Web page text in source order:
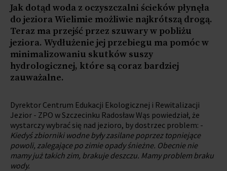
Jak dotąd woda z oczyszczalni ścieków płynęła
do jeziora Wielimie możliwie najkrótszą drogą.
Teraz ma przejść przez szuwary w pobliżu
jeziora. Wydłużenie jej przebiegu ma pomóc w
minimalizowaniu skutków suszy
hydrologicznej, które są coraz bardziej
zauważalne.
Dyrektor Centrum Edukacji Ekologicznej i Rewitalizacji
Jezior - ZPO w Szczecinku Radosław Wąs powiedział, że
wystarczy wybrać się nad jezioro, by dostrzec problem: -
Kiedyś zbiorniki wodne były zasilane poprzez topniejące
powoli, zalegające po zimie opady śnieżne. Obecnie nie
mamy już takich zim, brakuje deszczu. Mamy problem braku
wody.